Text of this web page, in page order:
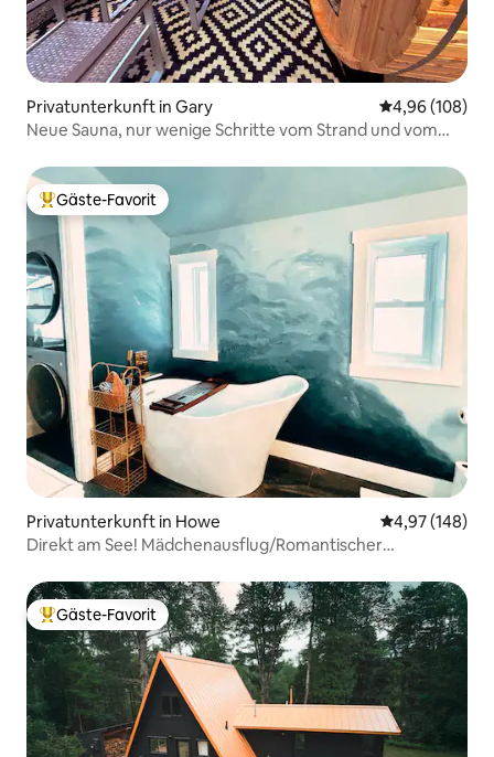
Privatunterkunft in Gary
4,96 (108)
Neue Sauna, nur wenige Schritte vom Strand und vom
Beliebter Gäste-Favorit.
Gäste-Favorit
Privatunterkunft in Howe
4,97 (148)
Direkt am See! Mädchenausflug/Romantischer
Beliebter Gäste-Favorit.
Gäste-Favorit